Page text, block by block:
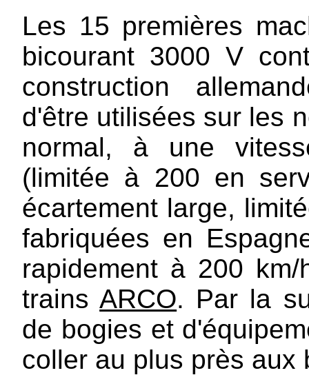
Les 15 premières
bicourant 3000 V
construction
d'être utilisées sur les
normal, à une
(limitée à 200 en
écartement large,
fabriquées en
rapidement à 200
trainsARCO. Par la
de bogies et
coller au plus près aux